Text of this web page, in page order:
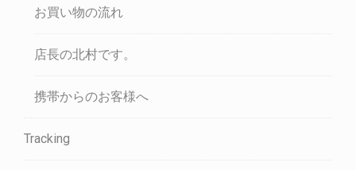
お買い物の流れ
店長の北村です。
携帯からのお客様へ
Tracking